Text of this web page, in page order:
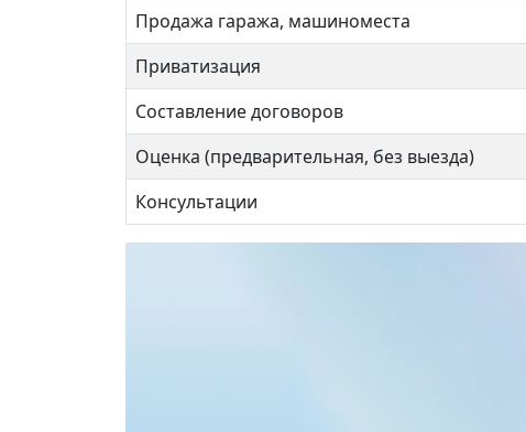
Продажа гаража, машиноместа
Приватизация
Составление договоров
Оценка (предварительная, без выезда)
Консультации